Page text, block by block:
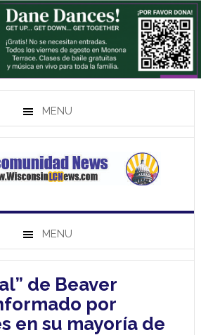
MENU
MENU
de Beaver
por
en su mayoría de